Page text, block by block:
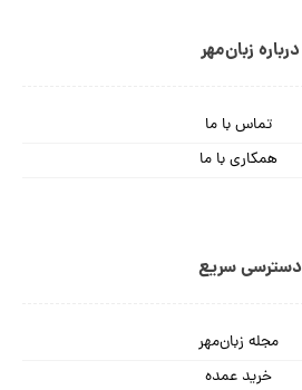
درباره زبان‌مهر
تماس با ما
همکاری با ما
دسترسی سریع
مجله زبان‌مهر
خرید عمده